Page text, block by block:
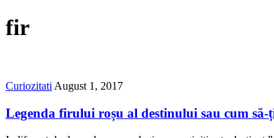
fir
Curiozitati August 1, 2017
Legenda firului roșu al destinului sau cum să-